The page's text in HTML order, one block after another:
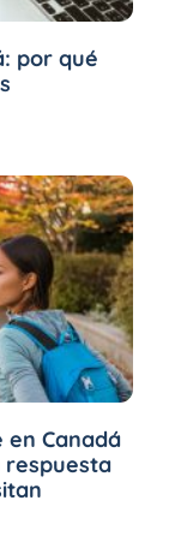
por qué
Canadá
respuesta